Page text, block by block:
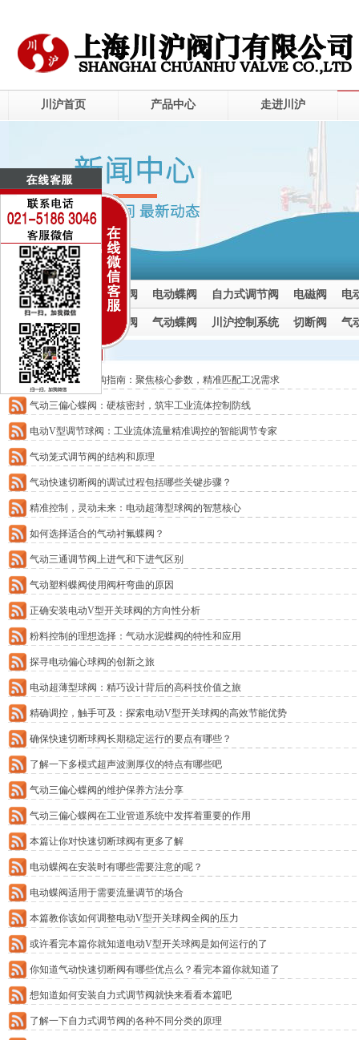
川沪首页 产品中心 走进川沪
电动调节阀 电动球阀 电动蝶阀 自力式调节阀 电磁阀 电
电动截止阀
气动调节阀 气动球阀 气动蝶阀 川沪控制系统 切断阀 气
气动截止阀
新闻中心
气动衬氟蝶阀选购指南：聚焦核心参数，精准匹配工况需求
气动三偏心蝶阀：硬核密封，筑牢工业流体控制防线
电动V型调节球阀：工业流体流量精准调控的智能调节专家
气动笼式调节阀的结构和原理
气动快速切断阀的调试过程包括哪些关键步骤？
精准控制，灵动未来：电动超薄型球阀的智慧核心
如何选择适合的气动衬氟蝶阀？
气动三通调节阀上进气和下进气区别
气动塑料蝶阀使用阀杆弯曲的原因
正确安装电动V型开关球阀的方向性分析
粉料控制的理想选择：气动水泥蝶阀的特性和应用
探寻电动偏心球阀的创新之旅
电动超薄型球阀：精巧设计背后的高科技价值之旅
精确调控，触手可及：探索电动V型开关球阀的高效节能优势
确保快速切断球阀长期稳定运行的要点有哪些？
了解一下多模式超声波测厚仪的特点有哪些吧
气动三偏心蝶阀的维护保养方法分享
气动三偏心蝶阀在工业管道系统中发挥着重要的作用
本篇让你对快速切断球阀有更多了解
电动蝶阀在安装时有哪些需要注意的呢？
电动蝶阀适用于需要流量调节的场合
本篇教你该如何调整电动V型开关球阀全阀的压力
或许看完本篇你就知道电动V型开关球阀是如何运行的了
你知道气动快速切断阀有哪些优点么？看完本篇你就知道了
想知道如何安装自力式调节阀就快来看看本篇吧
了解一下自力式调节阀的各种不同分类的原理